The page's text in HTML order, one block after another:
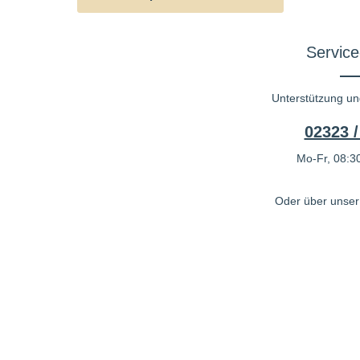
Unterstützung
02323
Mo-Fr,
Oder über unser